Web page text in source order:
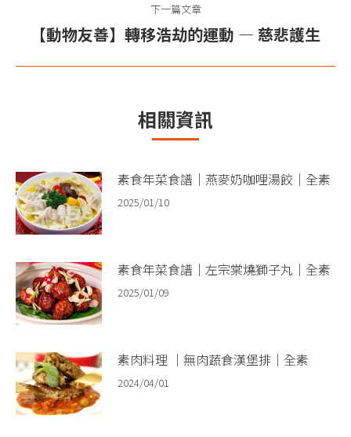
文
章：
下一篇文章
下
章：
【動物友善】轉移浩劫的運動 — 慈悲護生
相關資訊
素食年菜食譜｜燕麥奶咖哩湯餃｜全素
2025/01/10
素食年菜食譜｜左宗棠燒獅子丸｜全素
2025/01/09
素肉料理 ｜無肉蔬食漢堡排｜全素
2024/04/01